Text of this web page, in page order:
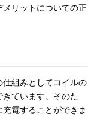
リットについての正
組みとしてコイルの
ています。そのた
電することができま